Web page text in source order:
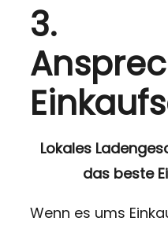
3.
Lokales
das beste
Wenn es ums